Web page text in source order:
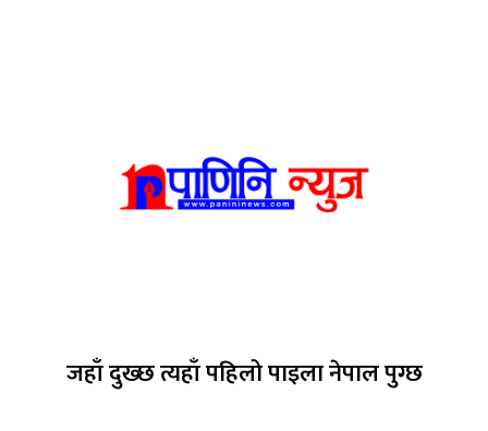
जहाँ दुख्छ त्यहाँ पहिलो पाइला नेपाल पुग्छ